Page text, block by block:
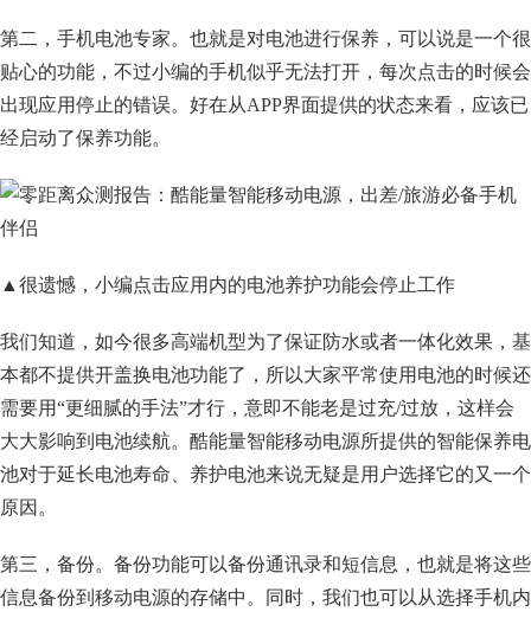
第二，手机电池专家。也就是对电池进行保养，可以说是一个很
贴心的功能，不过小编的手机似乎无法打开，每次点击的时候会
出现应用停止的错误。好在从APP界面提供的状态来看，应该已
经启动了保养功能。
▲很遗憾，小编点击应用内的电池养护功能会停止工作
我们知道，如今很多高端机型为了保证防水或者一体化效果，基
本都不提供开盖换电池功能了，所以大家平常使用电池的时候还
需要用“更细腻的手法”才行，意即不能老是过充/过放，这样会
大大影响到电池续航。酷能量智能移动电源所提供的智能保养电
池对于延长电池寿命、养护电池来说无疑是用户选择它的又一个
原因。
第三，备份。备份功能可以备份通讯录和短信息，也就是将这些
信息备份到移动电源的存储中。同时，我们也可以从选择手机内